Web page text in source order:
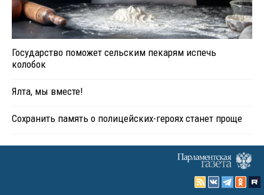
Государство поможет сельским пекарям испечь
колобок
Ялта, мы вместе!
Сохранить память о полицейских-героях станет проще